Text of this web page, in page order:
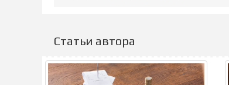
Статьи автора